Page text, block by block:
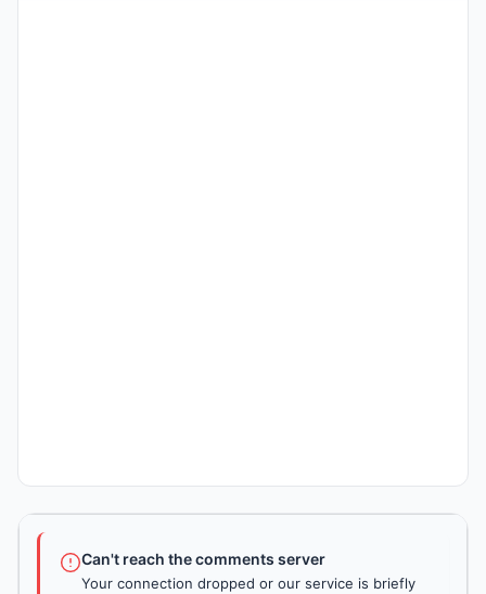
Can't reach the comments server
Your connection dropped or our service is briefly